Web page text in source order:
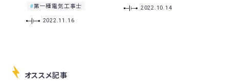
第一種電気工事士
2022.11.16
2022.10.14
オススメ記事